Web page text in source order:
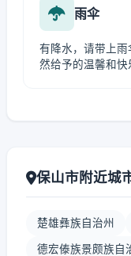
雨伞
有降水，请带上
然给予的温馨和快
保山市附近城
楚雄彝族自治州
德宏傣族景颇族自